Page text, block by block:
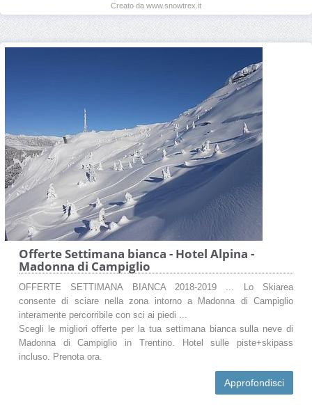
Creato da www.snowtrex.it
Offerte Settimana bianca - Hotel Alpina -
Madonna di Campiglio
OFFERTE SETTIMANA BIANCA 2018-2019 ... Lo Skiarea
consente di sciare nella zona intorno a Madonna di Campiglio
interamente percorribile con sci ai piedi ...
Scegli le migliori offerte per la tua settimana bianca sulla neve di
Madonna di Campiglio in Trentino. Hotel sulle piste+skipass
incluso. Prenota ora.
Approfondisci